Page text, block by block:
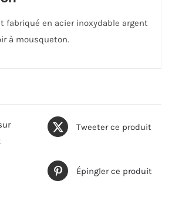
fabriqué en acier inoxydable argent
à mousqueton.
Tweeter ce produit
Épingler ce produit